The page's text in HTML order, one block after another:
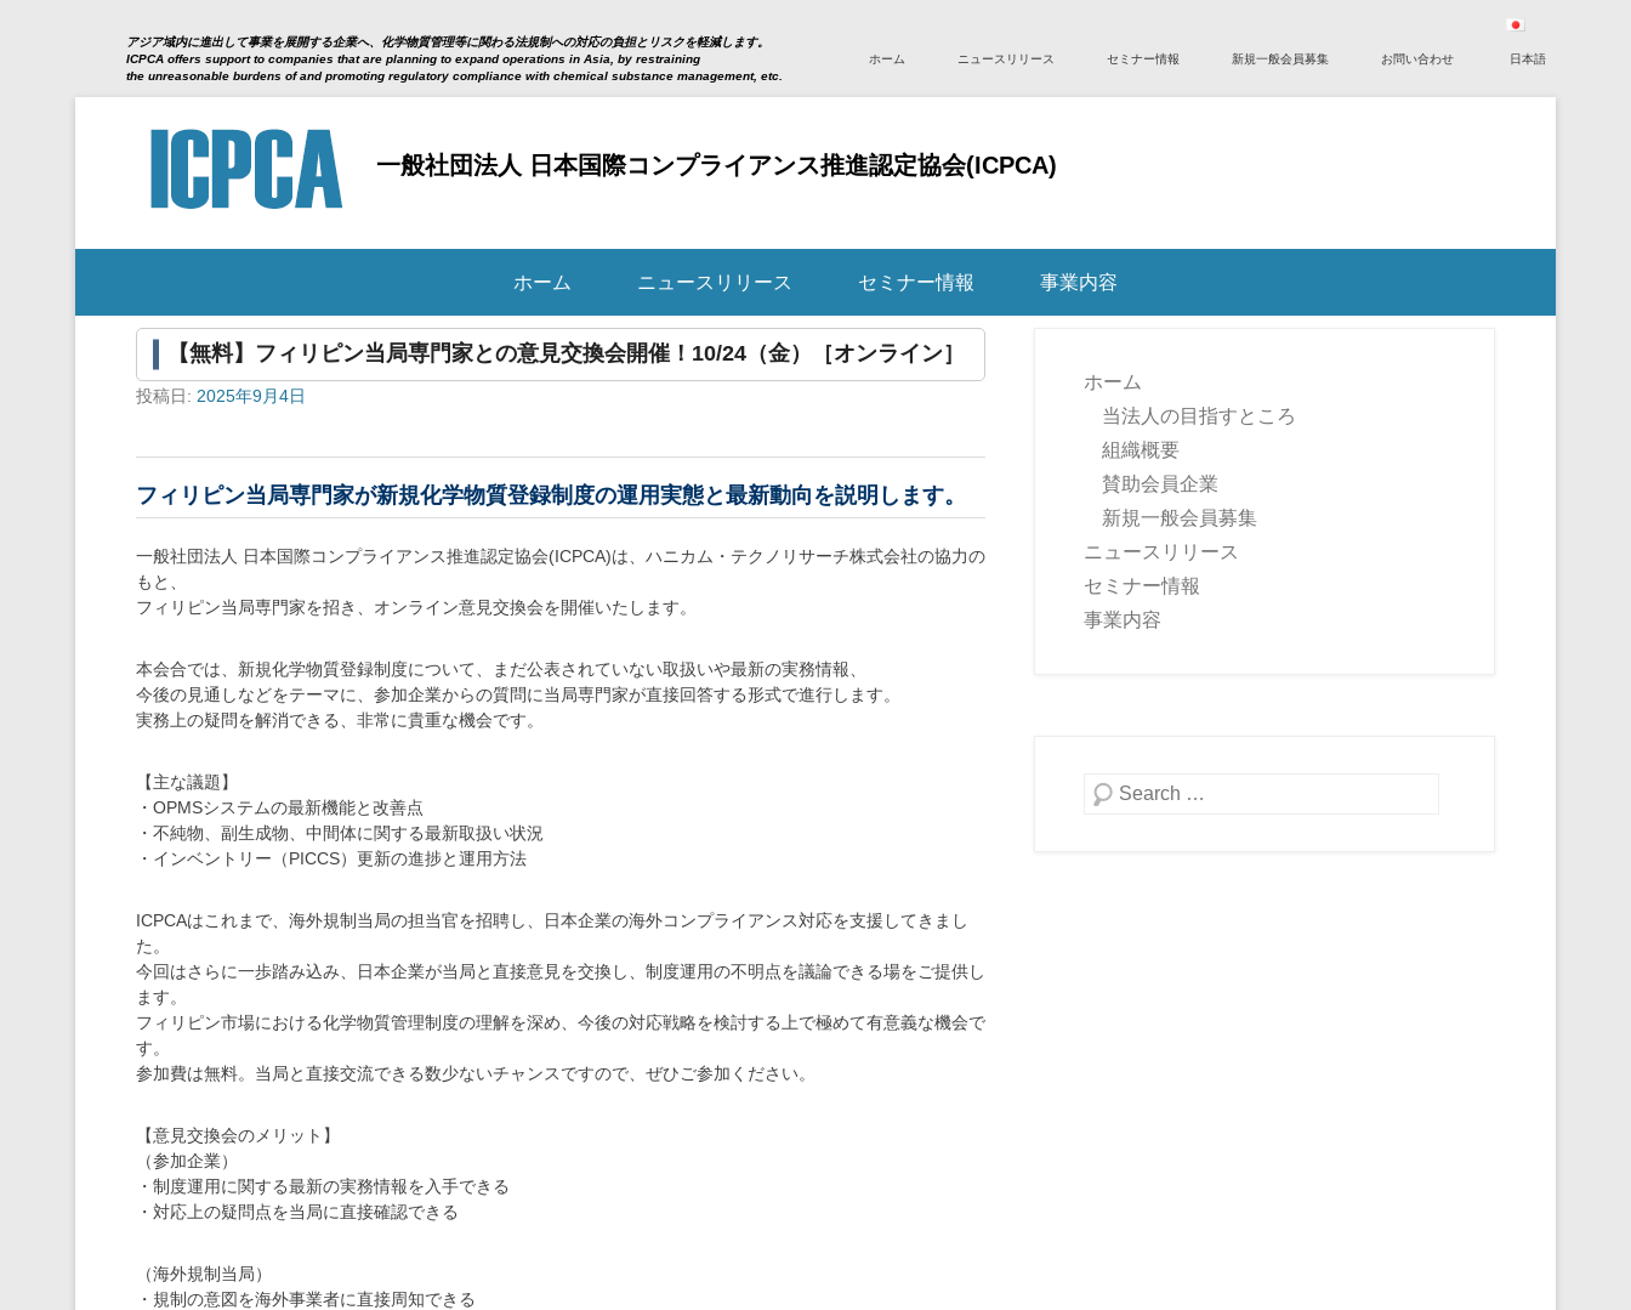
一般社団法人 日本国際コンプライアンス推進認定協会(ICPCA)
アジア域内に進出して事業を展開する企業へ、化学物質管理等に関わる法規制への対応の負担とリスクを軽減します。
ICPCA offers support to companies that are planning to expand operations in Asia, by restraining
the unreasonable burdens of and promoting regulatory compliance with chemical substance management, etc.
ホーム ニュースリリース セミナー情報 新規一般会員募集 お問い合わせ 日本語
ホーム
ニュースリリース セミナー情報 事業内容
【無料】フィリピン当局専門家との意見交換会開催！10/24（金）［オンライン］
投稿日: 2025年9月4日
フィリピン当局専門家が新規化学物質登録制度の運用実態と最新動向を説明します。
一般社団法人 日本国際コンプライアンス推進認定協会(ICPCA)は、ハニカム・テクノリサーチ株式会社の協力の
もと、
フィリピン当局専門家を招き、オンライン意見交換会を開催いたします。
本会合では、新規化学物質登録制度について、まだ公表されていない取扱いや最新の実務情報、
今後の見通しなどをテーマに、参加企業からの質問に当局専門家が直接回答する形式で進行します。
実務上の疑問を解消できる、非常に貴重な機会です。
【主な議題】
・OPMSシステムの最新機能と改善点
・不純物、副生成物、中間体に関する最新取扱い状況
・インベントリー（PICCS）更新の進捗と運用方法
ICPCAはこれまで、海外規制当局の担当官を招聘し、日本企業の海外コンプライアンス対応を支援してきまし
た。
今回はさらに一歩踏み込み、日本企業が当局と直接意見を交換し、制度運用の不明点を議論できる場をご提供し
ます。
フィリピン市場における化学物質管理制度の理解を深め、今後の対応戦略を検討する上で極めて有意義な機会で
す。
参加費は無料。当局と直接交流できる数少ないチャンスですので、ぜひご参加ください。
【意見交換会のメリット】
（参加企業）
・制度運用に関する最新の実務情報を入手できる
・対応上の疑問点を当局に直接確認できる
（海外規制当局）
・規制の意図を海外事業者に直接周知できる
ホーム
当法人の目指すところ
組織概要
賛助会員企業
新規一般会員募集
ニュースリリース
セミナー情報
事業内容
検索開始